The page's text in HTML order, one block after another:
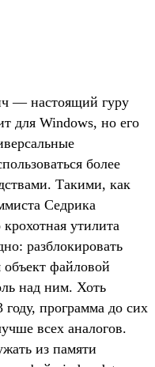
— настоящий гуру
для Windows, но его
более
Такими, как
Седрика
утилита
разблокировать
файловой
над ним. Хоть
программа до сих
всех аналогов.
из памяти